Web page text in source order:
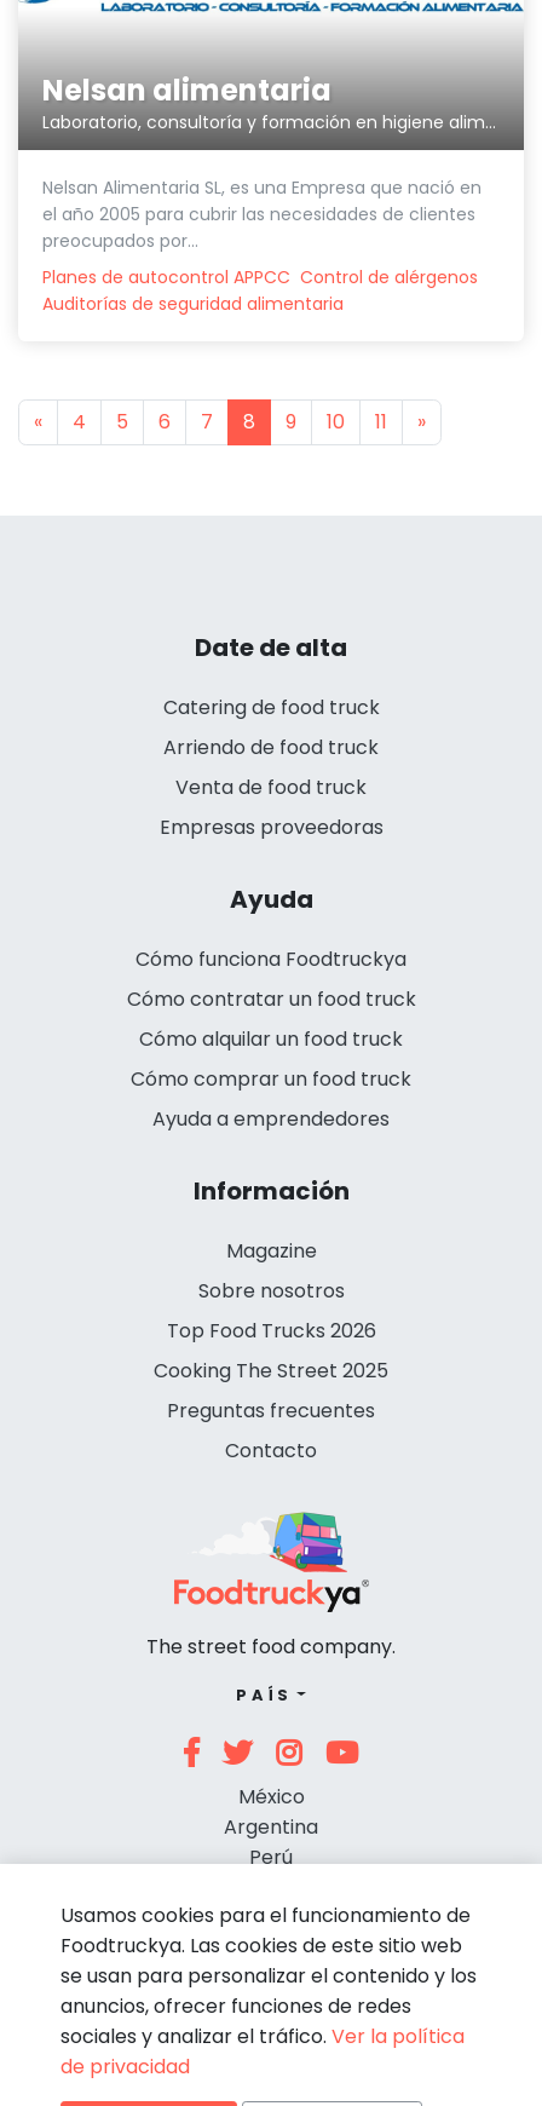
Nelsan alimentaria
Laboratorio, consultoría y formación en higiene alimentaria
Nelsan Alimentaria SL, es una Empresa que nació en
el año 2005 para cubrir las necesidades de clientes
preocupados por...
Planes de autocontrol APPCC Control de alérgenos
Auditorías de seguridad alimentaria
«Previous
4 5 6 7 8 9 10 11 »Next
Date de alta
Catering de food truck
Arriendo de food truck
Venta de food truck
Empresas proveedoras
Ayuda
Cómo funciona Foodtruckya
Cómo contratar un food truck
Cómo alquilar un food truck
Cómo comprar un food truck
Ayuda a emprendedores
Información
Magazine
Sobre nosotros
Top Food Trucks 2026
Cooking The Street 2025
Preguntas frecuentes
Contacto
The street food company.
PAÍS
México
Argentina
Perú
© Foodtruckya 2026
Usamos cookies para el funcionamiento de
Foodtruckya. Las cookies de este sitio web
se usan para personalizar el contenido y los
anuncios, ofrecer funciones de redes
sociales y analizar el tráfico. Ver la política
de privacidad